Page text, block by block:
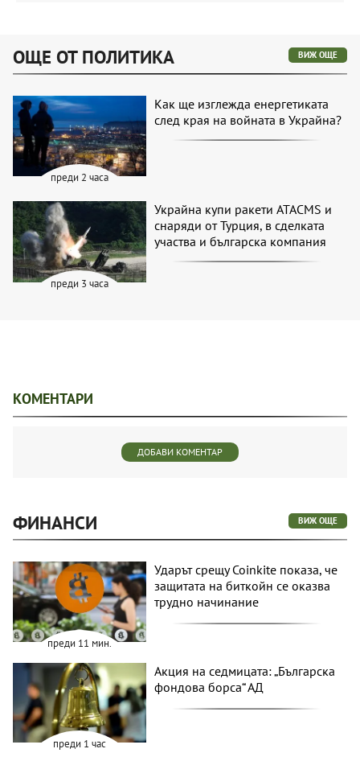
ОЩЕ ОТ ПОЛИТИКА ВИЖ ОЩЕ
преди 2 часа
Как ще изглежда енергетиката
след края на войната в Украйна?
преди 3 часа
Украйна купи ракети ATACMS и
снаряди от Турция, в сделката
участва и българска компания
КОМЕНТАРИ
ДОБАВИ КОМЕНТАР
ФИНАНСИ ВИЖ ОЩЕ
преди 11 мин.
Ударът срещу Coinkite показа, че
защитата на биткойн се оказва
трудно начинание
преди 1 час
Акция на седмицата: „Българска
фондова борса“ АД